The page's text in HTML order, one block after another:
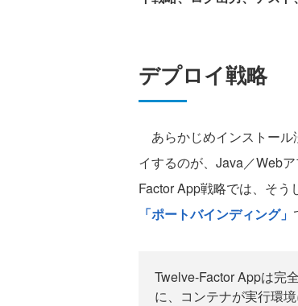
デプロイ戦略
あらかじめインストール
イするのが、Java／Web
Factor App戦略では、そ
「ポートバインディング」
Twelve-Factor Appは完
に、コンテナが実行環